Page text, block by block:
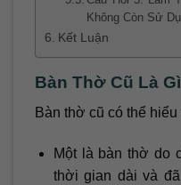
Không Còn Sử
Kết Luận
Bàn Thờ Cũ Là
Bàn thờ cũ có thể
Một là bàn thờ do
thời gian dài và